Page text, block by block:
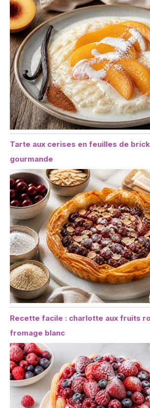
Tarte aux cerises en feuilles de
gourmande
Recette facile : charlotte aux fruits
fromage blanc